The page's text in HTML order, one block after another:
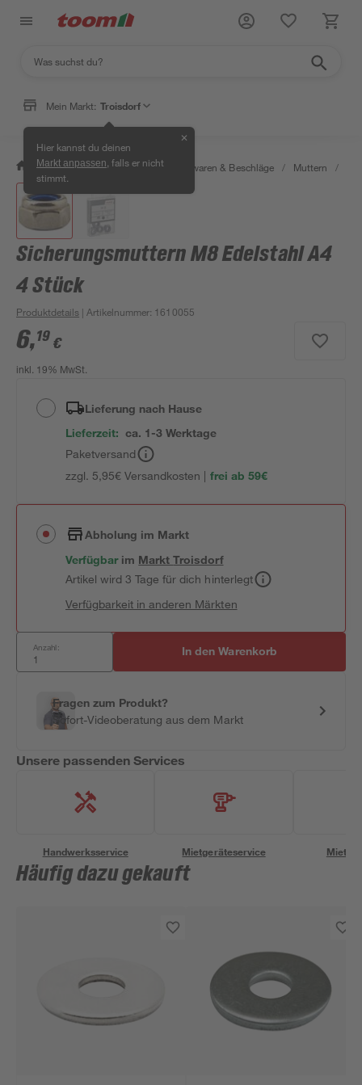
Mein Markt: Troisdorf
Hier kannst du deinen
Markt anpassen , falls er nicht
stimmt.
✕
/ Werkstatt & Maschinen / Eisenwaren & Beschläge / Muttern /
Sicherungsmuttern M8 Edelstahl A4
4 Stück
Produktdetails | Artikelnummer: 1610055
6,19 €
inkl. 19% MwSt.
Lieferung nach Hause
Lieferzeit: ca. 1-3 Werktage
Paketversand
zzgl. 5,95€ Versandkosten | frei ab 59€
Abholung im Markt
Verfügbar im MarktTroisdorf
Artikel wird 3 Tage für dich hinterlegt
Verfügbarkeit in anderen Märkten
Anzahl: In den Warenkorb
Fragen zum Produkt?
Sofort-Videoberatung aus dem Markt
Unsere passenden Services
Handwerksservice Mietgeräteservice
Häufig dazu gekauft